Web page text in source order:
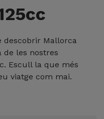
descobrir Mallorca
de les nostres
Escull la que més
viatge com mai.